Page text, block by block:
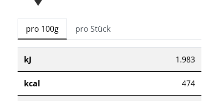
pro 100g pro Stück
kJ 1.983
kcal 474